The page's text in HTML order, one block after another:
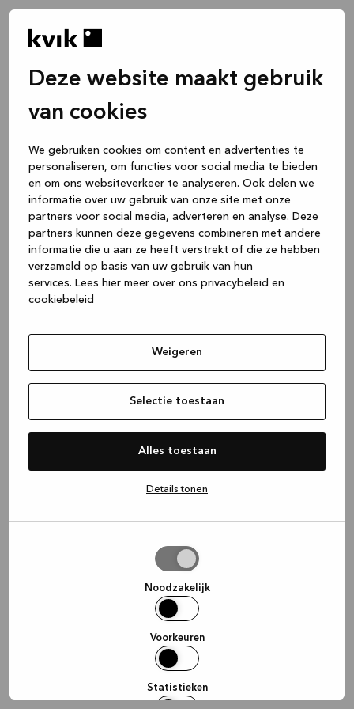
Deze website maakt gebruik
van cookies
We gebruiken cookies om content en advertenties te
personaliseren, om functies voor social media te bieden
en om ons websiteverkeer te analyseren. Ook delen we
informatie over uw gebruik van onze site met onze
partners voor social media, adverteren en analyse. Deze
partners kunnen deze gegevens combineren met andere
informatie die u aan ze heeft verstrekt of die ze hebben
verzameld op basis van uw gebruik van hun
services. Lees hier meer over ons privacybeleid en
cookiebeleid
Weigeren
Selectie toestaan
Alles toestaan
Details tonen
Noodzakelijk
Voorkeuren
Statistieken
(see the browser console for more
information).